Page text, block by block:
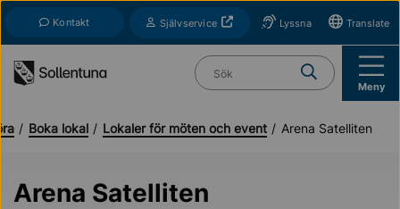
Kontakt SjälvserviceÖppnas i nytt fönsterLyssna Translate
Vad söker du?
Meny
Boka lokal Lokaler för möten och event Arena Satelliten
Arena Satelliten